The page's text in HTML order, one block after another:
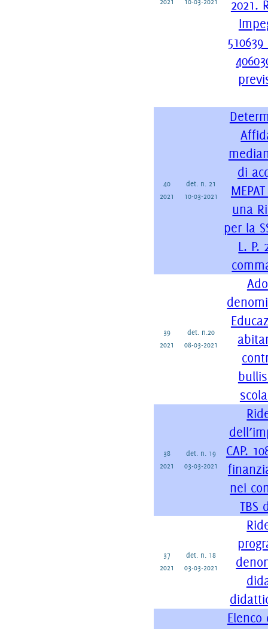
2021
10-03-2021
2021.
40
2021
det. n. 21
10-03-2021
di
una
per la
L. P.
39
2021
det. n.20
08-03-2021
38
2021
det. n. 19
03-03-2021
CAP.
nei
TBS
37
2021
det. n. 18
03-03-2021